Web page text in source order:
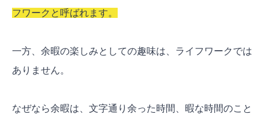
フワークと呼ばれます。
一方、余暇の楽しみとしての趣味は、ライフワークでは
ありません。
なぜなら余暇は、文字通り余った時間、暇な時間のこと